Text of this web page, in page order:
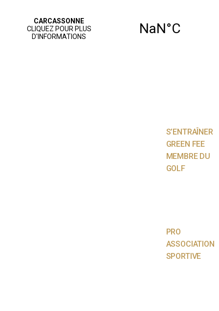
S’ENTRAÎNER
GREEN FEE
MEMBRE DU
GOLF
PRO
ASSOCIATION
SPORTIVE